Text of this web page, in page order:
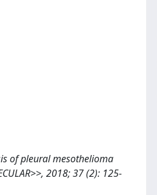
of pleural mesothelioma
2018; 37 (2): 125-